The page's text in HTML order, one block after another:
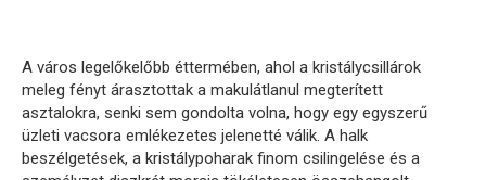
A város legelőkelőbb éttermében, ahol a kristálycsillárok
meleg fényt árasztottak a makulátlanul megterített
asztalokra, senki sem gondolta volna, hogy egy egyszerű
üzleti vacsora emlékezetes jelenetté válik. A halk
beszélgetések, a kristálypoharak finom csilingelése és a